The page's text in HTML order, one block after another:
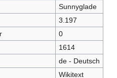
Sunnyglade
3.197
0
1614
de - Deutsch
Wikitext